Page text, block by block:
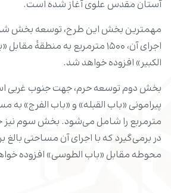
آستان مقدس علوی آغاز شده است.
مهمترین بخش این طرح، توسعه بخش
اجرای آن، ۱۵۰۰ مترمربع به
الکبیر» افزوده خواهد شد.
بخش دوم توسعه حرم، جهت جنوب غربی
مترمربع را شامل می‌شود. بخش سوم
محوطه مقابل «باب الطوسی» افزوده